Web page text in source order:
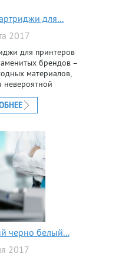
для...
2017
для принтеров
брендов –
материалов,
невероятной
с нуля без
бывших в
черно белый...
2017